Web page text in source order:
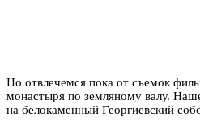
Но отвлечемся пока от съемок
монастыря по земляному валу.
на белокаменный Георгиевский